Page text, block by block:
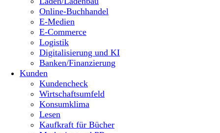
Online-Buchhandel
E-Medien
E-Commerce
Logistik
Digitalisierung und KI
Banken/Finanzierung
Kunden
Kundencheck
Wirtschaftsumfeld
Konsumklima
Lesen
Kaufkraft für Bücher